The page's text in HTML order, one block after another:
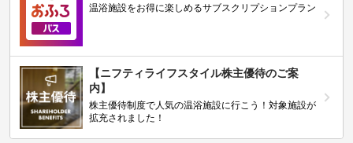
温浴施設をお得に楽しめるサブスクリプションプラン
【ニフティライフスタイル株主優待のご案
内】
株主優待制度で人気の温浴施設に行こう！対象施設が
拡充されました！